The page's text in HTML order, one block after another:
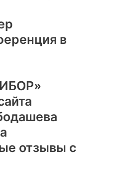
в
отзывы с